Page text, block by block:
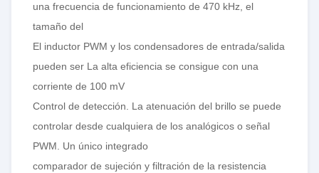
una frecuencia de funcionamiento de 470 kHz, el
tamaño del
El inductor PWM y los condensadores de entrada/salida
pueden ser La alta eficiencia se consigue con una
corriente de 100 mV
Control de detección. La atenuación del brillo se puede
controlar desde cualquiera de los analógicos o señal
PWM. Un único integrado
comparador de sujeción y filtración de la resistencia